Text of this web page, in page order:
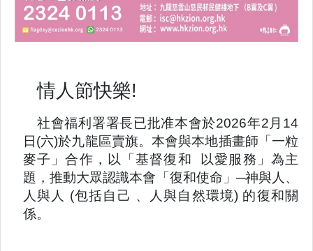
情人節快樂!
社會福利署署長已批准本會於2026年2月14
日(六)於九龍區賣旗。本會與本地插畫師「一粒
麥子」合作，以「基督復和
以愛服務」為主
題，推動大眾認識本會「復和使命」─神與人、
人與人 (包括自己 、人與自然環境) 的復和關
係。